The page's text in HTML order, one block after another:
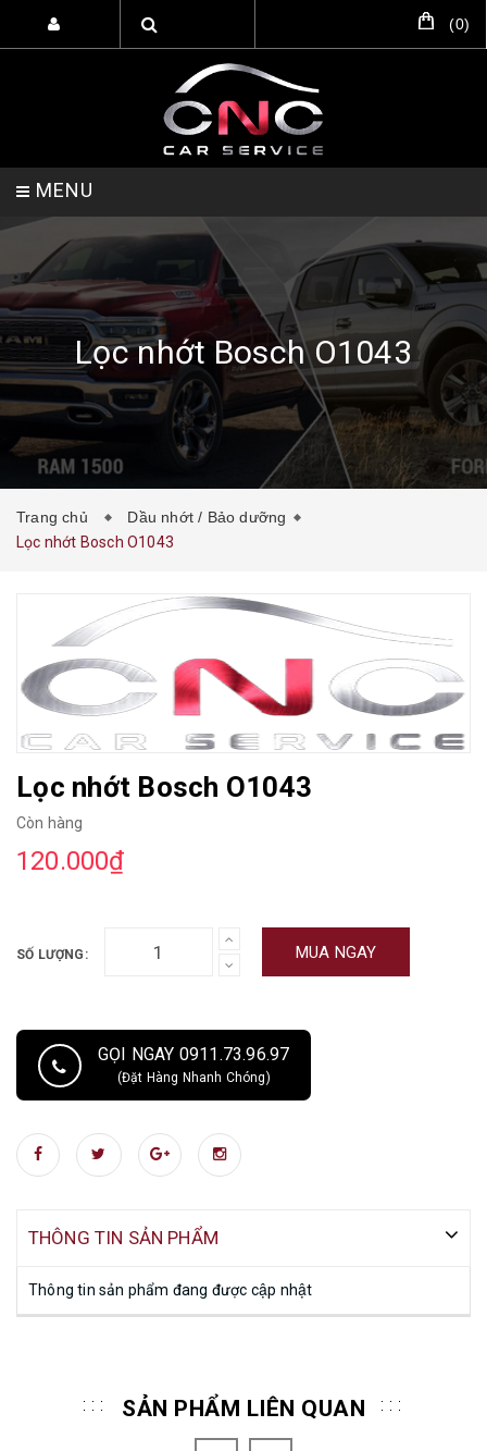
(0)
MENU
TRANG CHỦ DỊCH VỤ SẢN PHẨM
HỖ TRỢ SETUP GARA LIÊN HỆ
Lọc nhớt Bosch O1043
Trang chủ
Dầu nhớt / Bảo dưỡng
Lọc nhớt Bosch O1043
Lọc nhớt Bosch O1043
Còn hàng
120.000₫
SỐ LƯỢNG: MUA NGAY
GỌI NGAY 0911.73.96.97
(Đặt Hàng Nhanh Chóng)
THÔNG TIN SẢN PHẨM
Thông tin sản phẩm đang được cập nhật
SẢN PHẨM LIÊN QUAN